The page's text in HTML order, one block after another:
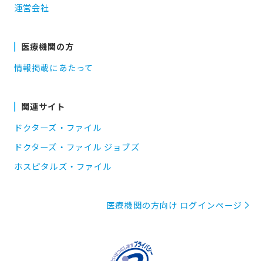
運営会社
医療機関の方
情報掲載にあたって
関連サイト
ドクターズ・ファイル
ドクターズ・ファイル ジョブズ
ホスピタルズ・ファイル
医療機関の方向け ログインページ